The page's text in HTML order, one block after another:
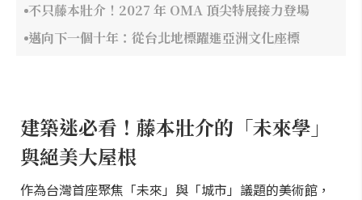
不只藤本壯介！2027 年 OMA 頂尖特展接力登場
邁向下一個十年：從台北地標躍進亞洲文化座標
建築迷必看！藤本壯介的「未來學」
與絕美大屋根
作為台灣首座聚焦「未來」與「城市」議題的美術館，